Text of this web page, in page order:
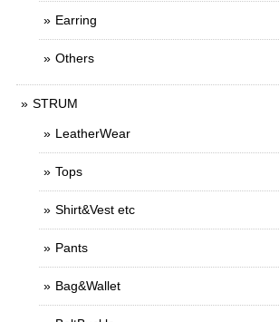
Earring
Others
STRUM
LeatherWear
Tops
Shirt&Vest etc
Pants
Bag&Wallet